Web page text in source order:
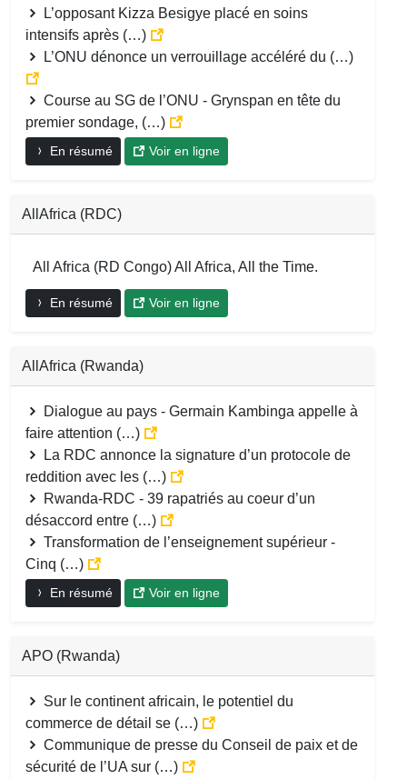
L’opposant Kizza Besigye placé en soins
intensifs après (…)
L’ONU dénonce un verrouillage accéléré du (…)
Course au SG de l’ONU - Grynspan en tête du
premier sondage, (…)
En résumé Voir en ligne
AllAfrica (RDC)
All Africa (RD Congo) All Africa, All the Time.
En résumé Voir en ligne
AllAfrica (Rwanda)
Dialogue au pays - Germain Kambinga appelle à
faire attention (…)
La RDC annonce la signature d’un protocole de
reddition avec les (…)
Rwanda-RDC - 39 rapatriés au coeur d’un
désaccord entre (…)
Transformation de l’enseignement supérieur -
Cinq (…)
En résumé Voir en ligne
APO (Rwanda)
Sur le continent africain, le potentiel du
commerce de détail se (…)
Communique de presse du Conseil de paix et de
sécurité de l’UA sur (…)